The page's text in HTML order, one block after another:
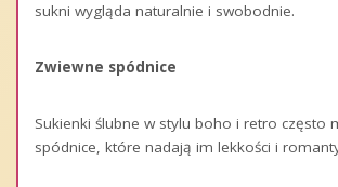
sukni wygląda naturalnie i swobodnie.
Zwiewne spódnice
Sukienki ślubne w stylu boho i retro często
spódnice, które nadają im lekkości i